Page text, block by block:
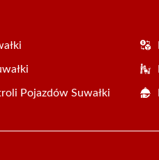
Pojazdów Suwałki